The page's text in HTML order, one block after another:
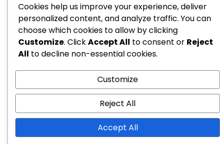
Cookies help us improve your experience, deliver
personalized content, and analyze traffic. You can
choose which cookies to allow by clicking
Customize. ClickAccept All to consent or Reject
All to decline non-essential cookies.
Customize
Reject All
Accept All